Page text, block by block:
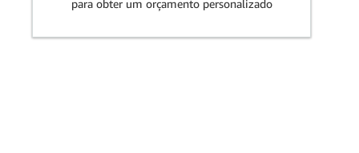
para obter um orçamento personalizado